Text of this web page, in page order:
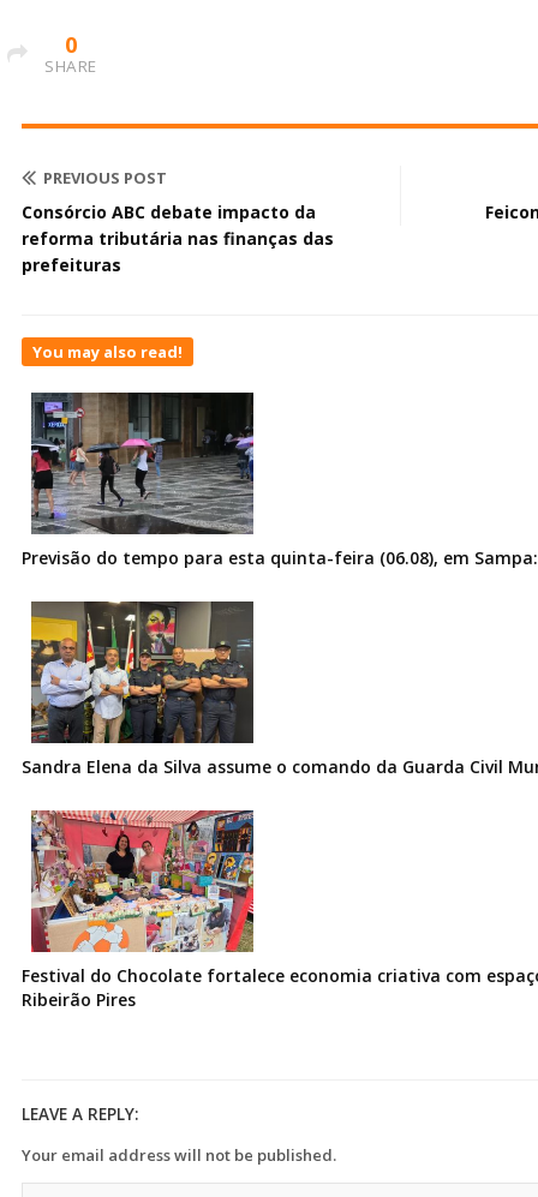
0
SHARE
PREVIOUS POST
Consórcio ABC debate impacto da
reforma tributária nas finanças das
prefeituras
You may also read!
Previsão do tempo para esta quinta-feira (06.08), em
Sandra Elena da Silva assume o comando da Guarda Civil
Festival do Chocolate fortalece economia criativa com
Ribeirão Pires
LEAVE A REPLY:
Your email address will not be published.